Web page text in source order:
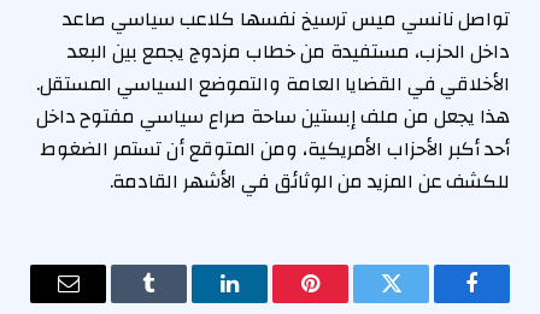
تواصل نانسي ميس ترسيخ نفسها كلاعب سياسي صاعد
داخل الحزب، مستفيدة من خطاب مزدوج يجمع بين البعد
الأخلاقي في القضايا العامة والتموضع السياسي المستقل.
هذا يجعل من ملف إبستين ساحة صراع سياسي مفتوح داخل
أحد أكبر الأحزاب الأمريكية، ومن المتوقع أن تستمر الضغوط
للكشف عن المزيد من الوثائق في الأشهر القادمة.
فيسبوك تويتر بينتيريستلينكدإن Tumblr
البريد